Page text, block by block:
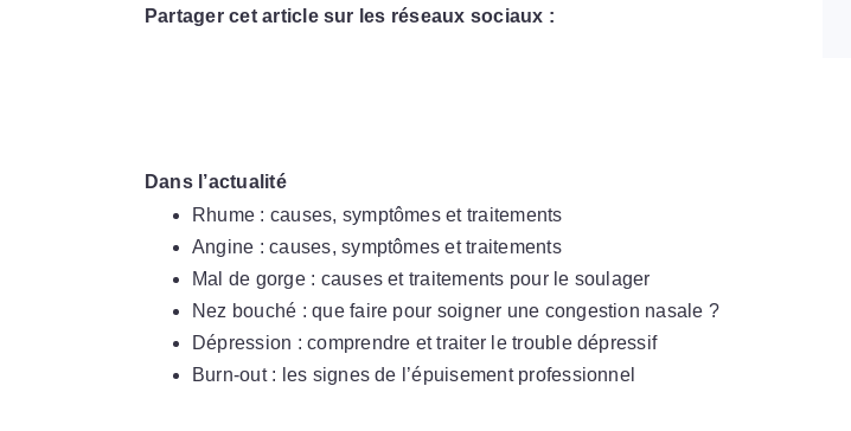
Partager cet article sur les réseaux sociaux :
Dans l’actualité
Rhume : causes, symptômes et traitements
Angine : causes, symptômes et traitements
Mal de gorge : causes et traitements pour le soulager
Nez bouché : que faire pour soigner une congestion nasale ?
Dépression : comprendre et traiter le trouble dépressif
Burn-out : les signes de l’épuisement professionnel